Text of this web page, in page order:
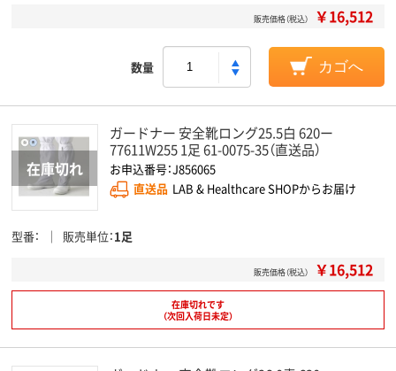
販売価格（税込） ￥16,512
数量 カゴへ
ガードナー 安全靴ロング25.5白 620ー
77611W255 1足 61-0075-35（直送品）
お申込番号：J856065
直送品 LAB & Healthcare SHOPからお届け
型番 販売単位 1足
販売価格（税込） ￥16,512
在庫切れです
（次回入荷日未定）